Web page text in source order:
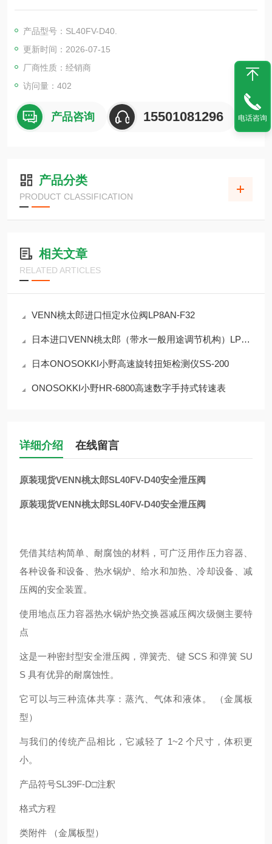
液体的安全阀之间。
产品型号：SL40FV-D40.
更新时间：2026-07-15
厂商性质：经销商
访问量：402
产品咨询 15501081296
产品分类
PRODUCT CLASSIFICATION
相关文章
RELATED ARTICLES
VENN桃太郎进口恒定水位阀LP8AN-F32
日本进口VENN桃太郎（带水一般用途调节机构）LP9HN-F40恒水位阀
日本ONOSOKKI小野高速旋转扭矩检测仪SS-200
ONOSOKKI小野HR-6800高速数字手持式转速表
详细介绍 在线留言
原装现货VENN桃太郎SL40FV-D40安全泄压阀
原装现货VENN桃太郎SL40FV-D40安全泄压阀
凭借其结构简单、耐腐蚀的材料，可广泛用作压力容器、
各种设备和设备、热水锅炉、给水和加热、冷却设备、减
压阀的安全装置。
使用地点压力容器热水锅炉热交换器减压阀次级侧主要特
点
这是一种密封型安全泄压阀，弹簧壳、键 SCS 和弹簧 SU
S 具有优异的耐腐蚀性。
它可以与三种流体共享：蒸汽、气体和液体。 （金属板
型）
与我们的传统产品相比，它减轻了 1~2 个尺寸，体积更
小。
产品符号SL39F-D□注釈
格式方程
类附件 （金属板型）
电话咨询